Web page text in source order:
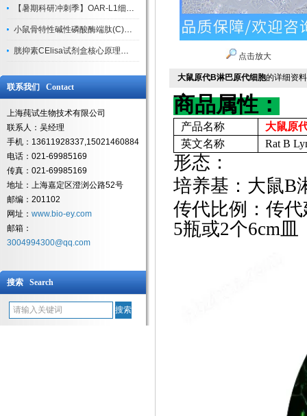
【暑期科研冲刺季】OAR-L1细胞专用培养基特惠，助力实验高效突破
小鼠骨特性碱性磷酸酶端肽(C)elisa试剂盒大促，骨科研人速囤
胱抑素CElisa试剂盒核心原理、产品特性与全流程操作规范详解
联系我们 Contact
上海莼试生物技术有限公司
联系人：吴经理
手机：13611928337,15021460884
电话：021-69985169
传真：021-69985169
地址：上海嘉定区澄浏公路52号
邮编：201102
网址： www.bio-ey.com
邮箱：
3004994300@qq.com
搜索 Search
点击放大
大鼠原代B淋巴原代细胞的详细资
商品属性：
产品名称
大鼠原
英文名称
Rat B
形态：
培养基：大鼠B
传代比例：传
5瓶或2个6cm皿